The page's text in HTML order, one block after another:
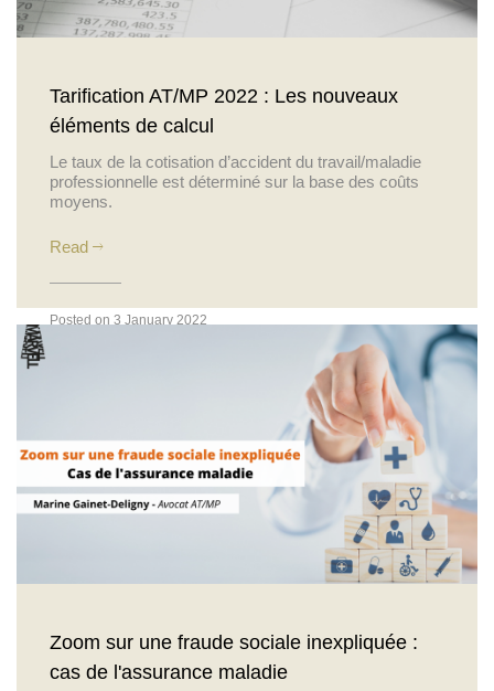
Tarification AT/MP 2022 : Les nouveaux
éléments de calcul
Le taux de la cotisation d’accident du travail/maladie
professionnelle est déterminé sur la base des coûts
moyens.
Read
Posted on 3 January 2022
Zoom sur une fraude sociale inexpliquée :
cas de l'assurance maladie